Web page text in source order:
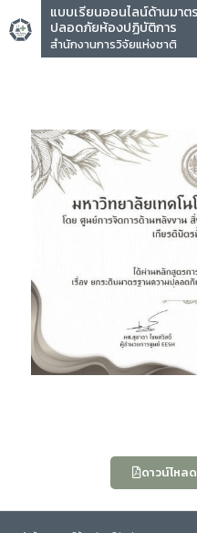
แบบเรียนออนไลน์ด้านมาต
ปลอดภัยห้องปฏิบัติการ
สำนักงานการวิจัยแห่งชาติ
ดาวน์โหล